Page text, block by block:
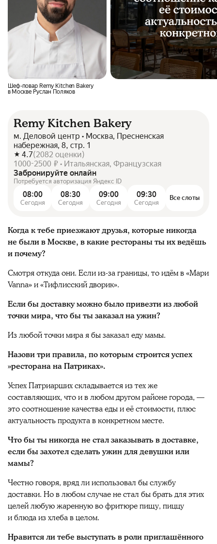
Шеф-повар Remy Kitchen Bakery
в Москве Руслан Поляков
Remy Kitchen Bakery
м. Деловой центр • Москва, Пресненская
набережная, 8, стр. 1
4.7(2082 оценки)
1000-2500 ₽ • Итальянская, Французская
Забронируйте онлайн
Потребуется авторизация Яндекс ID
08:00
Сегодня
08:30
Сегодня
09:00
Сегодня
09:30
Сегодня
Все слоты
Когда к тебе приезжают друзья, которые никогда
не были в Москве, в какие рестораны ты их ведёшь
и почему?
Смотря откуда они. Если из-за границы, то идём в «Мари
Vanna» и «Тифлисский дворик».
Если бы доставку можно было привезти из любой
точки мира, что бы ты заказал на ужин?
Из любой точки мира я бы заказал еду мамы.
Назови три правила, по которым строится успех
»ресторана наПатриках».
Успех Патриарших складывается из тех же
составляющих, что и в любом другом районе города, —
это соотношение качества еды и её стоимости, плюс
актуальность продукта в конкретном месте.
Что бы ты никогда не стал заказывать в доставке,
если бы захотел сделать ужин для девушки или
мамы?
Честно говоря, вряд ли использовал бы службу
доставки. Но в любом случае не стал бы брать для этих
целей любую жаренную во фритюре пищу, пиццу
и блюда из хлеба в целом.
Нравится ли тебе выступать в роли приглашённого